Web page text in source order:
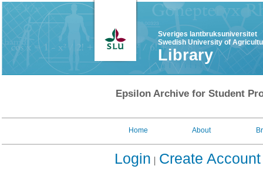
Sveriges lantbruksuniversitet
Swedish University of
Library
Epsilon Archive for Student
Home About
Login Create Account